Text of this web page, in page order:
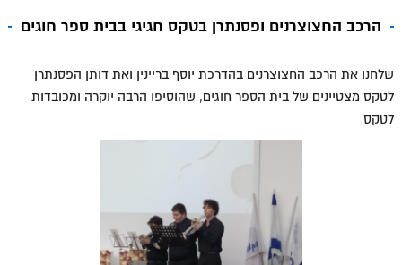
הרכב החצוצרנים ופסנתרן בטקס חגיגי בבית ספר חוגים
שלחנו את הרכב החצוצרנים בהדרכת יוסף בריינין ואת דותן הפסנתרן
לטקס מצטיינים של בית הספר חוגים, שהוסיפו הרבה יוקרה ומכובדות
לטקס